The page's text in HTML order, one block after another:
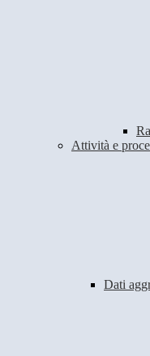
Attività e
Dati